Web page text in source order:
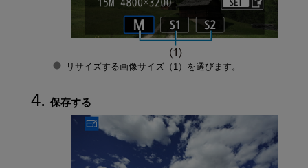
リサイズする画像サイズ（1）を選びます。
保存する